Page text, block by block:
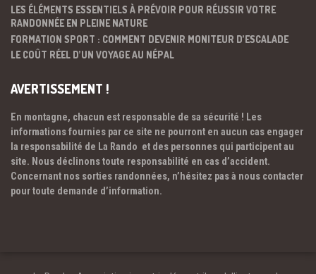
LES ÉLÉMENTS ESSENTIELS À PRÉVOIR POUR RÉUSSIR VOTRE
RANDONNÉE EN PLEINE NATURE
FORMATION SPORT : COMMENT DEVENIR MONITEUR D’ESCALADE
LE COÛT RÉEL D’UN VOYAGE AU NÉPAL
AVERTISSEMENT !
En montagne, chacun est responsable de sa sécurité ! Les
informations fournies par ce site ne pourront en aucun cas engager
la responsabilité de La Rando et des personnes qui participent au
site. Nous déclinons toute responsabilité en cas d’accident.
Concernant nos sorties randonnées, n’hésitez pas à nous contacter
pour toute demande d’information.